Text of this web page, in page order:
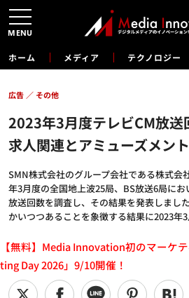
ホーム メディア テクノロジー
2023年3月度テレビCM放
求人関連とアミューズメン
SMN株式会社のグループ会社である株式会
年3月度の全国地上波25局、BS放送6局に
放送回数を調査し、その結果を発表しまし
かいつつあることを象徴する結果に2023年
広告 その他
【無料】Media Innovation初のマーケ
ting Day 2026」9/10開催！
MENU